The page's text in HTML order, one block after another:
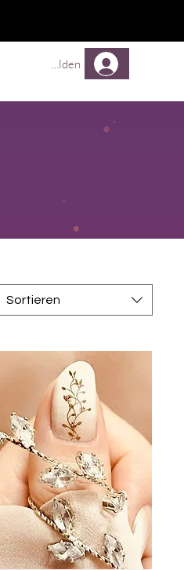
Anmelden
Sortieren